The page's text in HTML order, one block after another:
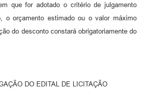
que for adotado o critério de julgamento
o orçamento estimado ou o valor máximo
do desconto constará obrigatoriamente do
DO EDITAL DE LICITAÇÃO